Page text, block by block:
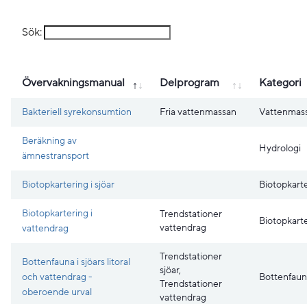
Sök:
Övervakningsmanual Delprogram Kategori
Bakteriell syrekonsumtion Fria vattenmassan
Beräkning av
ämnestransport
Hydrologi
Biotopkartering i sjöar
Biotopkartering i
vattendrag
Trendstationer
vattendrag
Bottenfauna i sjöars litoral
och vattendrag -
oberoende urval
Trendstationer
sjöar,
Trendstationer
vattendrag